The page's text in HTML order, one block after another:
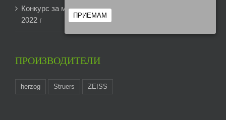
Конкурс за микроскопски изображения на ZEISS
2022 г
ПРОИЗВОДИТЕЛИ
herzog Struers ZEISS
ПРИЕМАМ